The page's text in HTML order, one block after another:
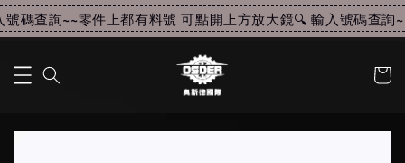
碼查詢~~零件上都有料號 可點開上方放大鏡🔍 輸入號碼查詢